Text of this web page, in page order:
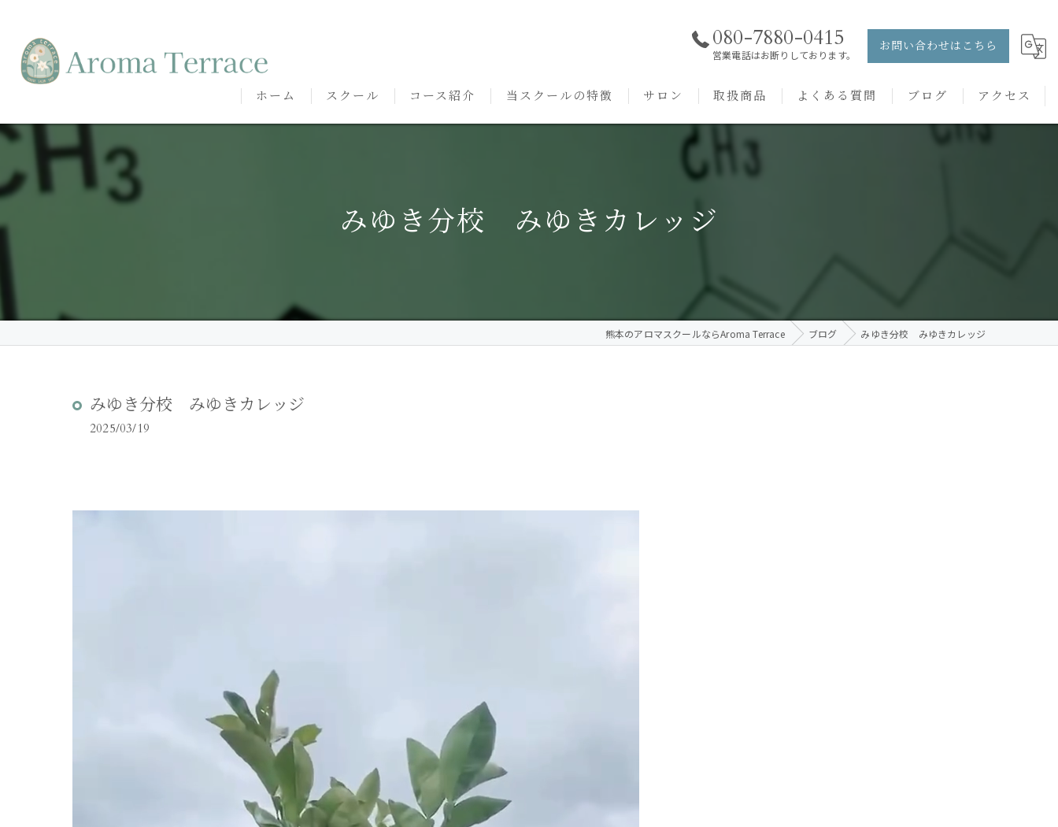
080-7880-0415
営業電話はお断りしております。
お問い合わせはこちら
ホーム スクール
代表挨拶
コース紹介
アロマ・インストラクターコース
クリニークアロマ リンパドレナージュコース
当スクールの特徴
セルフメディケーション
サロン
サロンメニュー
施術事例
取扱商品
PRANAROM
よくある質問 ブログ アクセス
みゆき分校 みゆきカレッジ
熊本のアロマスクールならAroma Terrace ブログ みゆき分校 みゆきカレッジ
みゆき分校 みゆきカレッジ
2025/03/19